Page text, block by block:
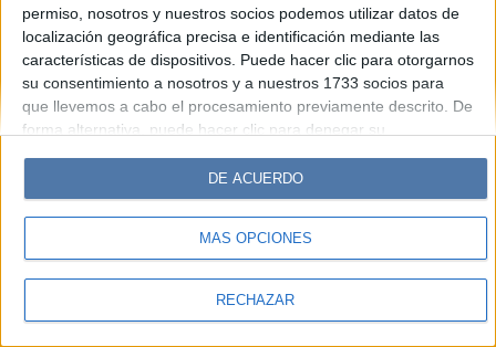
permiso, nosotros y nuestros socios podemos utilizar datos de
localización geográfica precisa e identificación mediante las
características de dispositivos. Puede hacer clic para otorgarnos
su consentimiento a nosotros y a nuestros 1733 socios para
que llevemos a cabo el procesamiento previamente descrito. De
forma alternativa, puede hacer clic para denegar su
cambiar sus preferencias antes de otorgar su consentimiento.
Tenga en cuenta que algún procesamiento de sus datos
personales puede no requerir de su consentimiento, pero usted
tiene el derecho de rechazar tal procesamiento. Sus
sus preferencias o retirar su consentimiento en cualquier
MÁS OPCIONES
RECHAZAR
DE ACUERDO